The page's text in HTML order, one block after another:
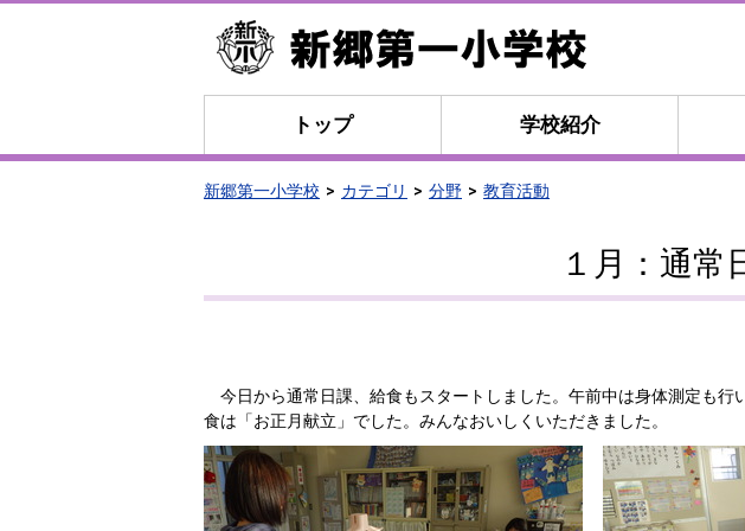
トップ 学校紹介
新郷第一小学校 カテゴリ 分野 教育活動
１月：通常
今日から通常日課、給食もスタートしました。午前中は身体測定も
食は「お正月献立」でした。みんなおいしくいただきました。